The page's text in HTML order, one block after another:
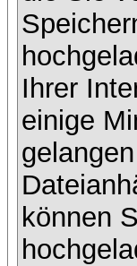
Ihrer
einige
können